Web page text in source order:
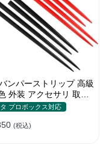
ンパーストリップ 高級
外装 アクセサリ 取付
護フィルム キズ防止
タ プロボックス対応
(税込)